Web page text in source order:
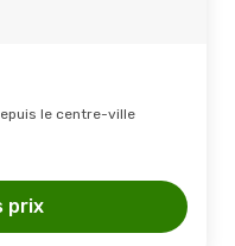
le centre-ville
prix